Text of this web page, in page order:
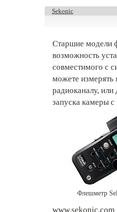
Sekonic
Старшие модели
возможность
совместимого с
можете измерять
радиоканалу,
запуска камеры
Флешметр
www.sekonic.com